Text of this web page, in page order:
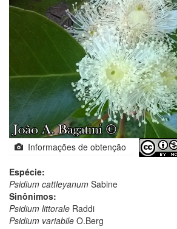
Informações de obtenção
Espécie:
Psidium cattleyanum Sabine
Sinônimos:
Psidium littorale Raddi
Psidium variabile O.Berg